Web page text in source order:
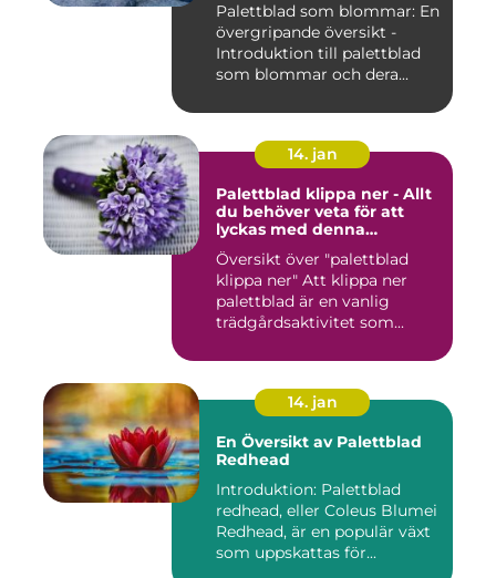
Palettblad som blommar: En
övergripande översikt -
Introduktion till palettblad
som blommar och dera...
14. jan
Palettblad klippa ner - Allt
du behöver veta för att
lyckas med denna
populära trädgårdsaktivitet
Översikt över "palettblad
klippa ner" Att klippa ner
palettblad är en vanlig
trädgårdsaktivitet som...
14. jan
En Översikt av Palettblad
Redhead
Introduktion: Palettblad
redhead, eller Coleus Blumei
Redhead, är en populär växt
som uppskattas för...